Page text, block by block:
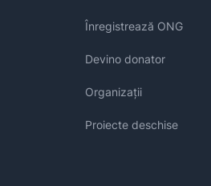
Înregistrează ONG
Devino donator
Organizații
Proiecte deschise